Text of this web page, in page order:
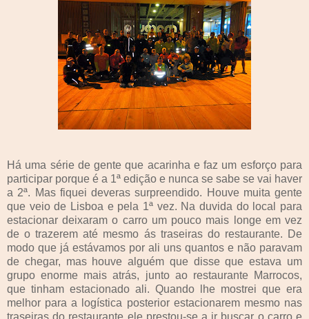
Há uma série de gente que acarinha e faz um esforço para
participar porque é a 1ª edição e nunca se sabe se vai haver
a 2ª. Mas fiquei deveras surpreendido. Houve muita gente
que veio de Lisboa e pela 1ª vez. Na duvida do local para
estacionar deixaram o carro um pouco mais longe em vez
de o trazerem até mesmo ás traseiras do restaurante. De
modo que já estávamos por ali uns quantos e não paravam
de chegar, mas houve alguém que disse que estava um
grupo enorme mais atrás, junto ao restaurante Marrocos,
que tinham estacionado ali. Quando lhe mostrei que era
melhor para a logística posterior estacionarem mesmo nas
traseiras do restaurante ele prestou-se a ir buscar o carro e